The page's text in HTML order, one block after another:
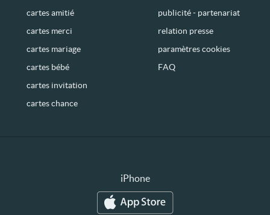
cartes amitié
cartes merci
cartes mariage
cartes bébé
cartes invitation
cartes chance
publicité - partenariat
relation presse
paramètres cookies
FAQ
iPhone